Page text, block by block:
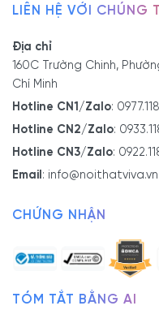
LIÊN HỆ VỚI CHÚNG
Địa chỉ
160C Trường Chinh,
Chí Minh
Hotline CN1/Zalo:
Hotline CN2/Zalo:
Hotline CN3/Zalo:
Email : info@noithatviva.vn
CHỨNG NHẬN
TÓM TẮT BẰNG AI